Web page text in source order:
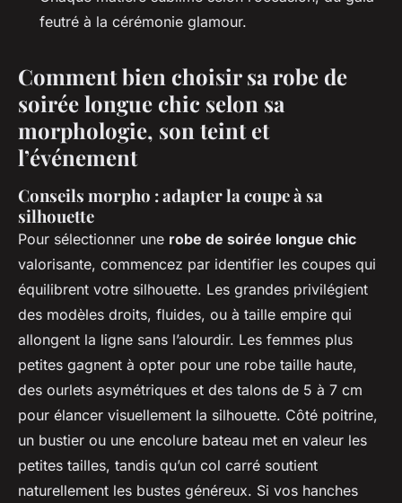
feutré à la cérémonie glamour.
Comment bien choisir sa robe de
soirée longue chic selon sa
morphologie, son teint et
l’événement
Conseils morpho : adapter la coupe à sa
silhouette
Pour sélectionner une robe de soirée longue chic
valorisante, commencez par identifier les coupes qui
équilibrent votre silhouette. Les grandes privilégient
des modèles droits, fluides, ou à taille empire qui
allongent la ligne sans l’alourdir. Les femmes plus
petites gagnent à opter pour une robe taille haute,
des ourlets asymétriques et des talons de 5 à 7 cm
pour élancer visuellement la silhouette. Côté poitrine,
un bustier ou une encolure bateau met en valeur les
petites tailles, tandis qu’un col carré soutient
naturellement les bustes généreux. Si vos hanches